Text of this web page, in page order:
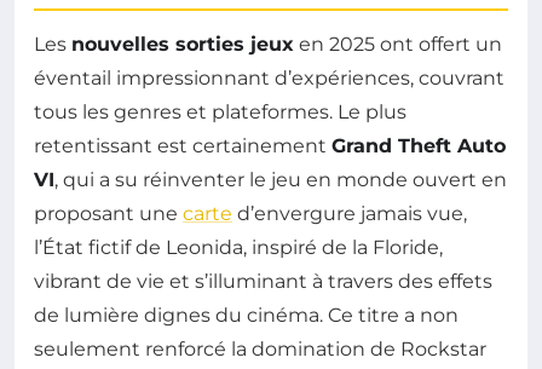
Les nouvelles sorties jeux en 2025 ont offert un
éventail impressionnant d’expériences, couvrant
tous les genres et plateformes. Le plus
retentissant est certainement Grand Theft Auto
VI, qui a su réinventer le jeu en monde ouvert en
proposant une carte d’envergure jamais vue,
l’État fictif de Leonida, inspiré de la Floride,
vibrant de vie et s’illuminant à travers des effets
de lumière dignes du cinéma. Ce titre a non
seulement renforcé la domination de Rockstar